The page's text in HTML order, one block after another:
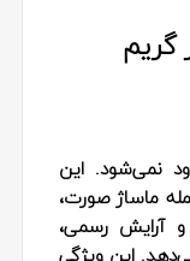
گریم
نمی‌شود. این
ماساژ صورت،
و آرایش رسمی،
این ویژگی